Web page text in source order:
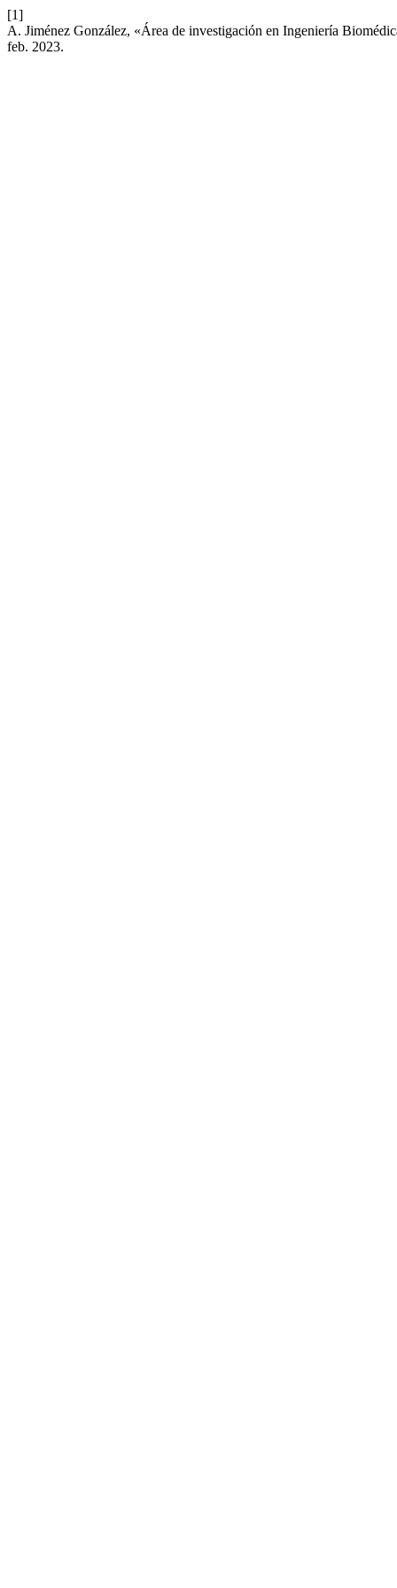
[1]
A. Jiménez González, «Área de investigación en Ingeniería
feb. 2023.